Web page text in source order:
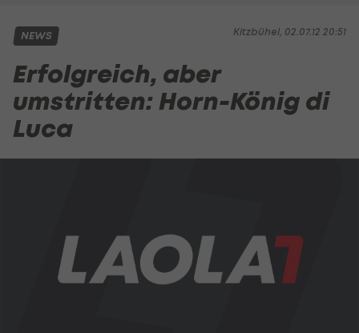
Kitzbühel, 02.07.12 20:51
NEWS
Erfolgreich, aber
umstritten: Horn-König di
Luca